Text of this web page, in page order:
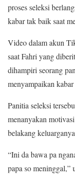
proses seleksi
kabar tak baik saat
Video dalam akun
saat Fahri yang
dihampiri seorang
menyampaikan
Panitia seleksi
menanyakan
belakang
“Ini da bawa pa
papa so meninggal,”